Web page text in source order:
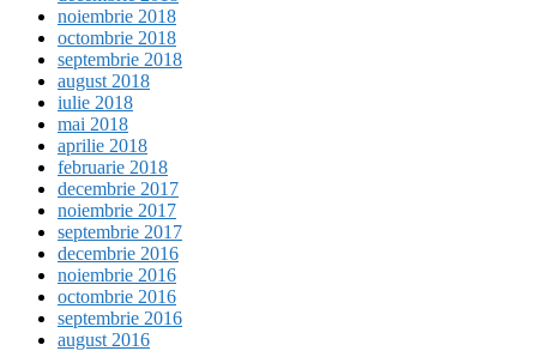
noiembrie 2018
octombrie 2018
septembrie 2018
august 2018
iulie 2018
mai 2018
aprilie 2018
februarie 2018
decembrie 2017
noiembrie 2017
septembrie 2017
decembrie 2016
noiembrie 2016
octombrie 2016
septembrie 2016
august 2016